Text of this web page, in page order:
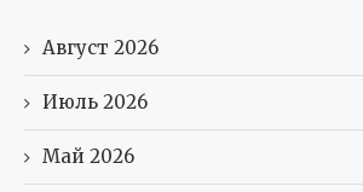
Август 2026
Июль 2026
Май 2026